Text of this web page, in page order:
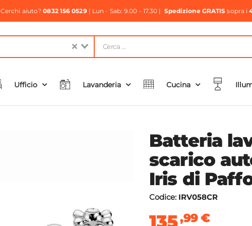
Cerchi aiuto?0832 156 0529| Lun - Sab: 9.00 - 17.30 | Spedizione GRATIS sopra i
Ufficio Lavanderia Cucina
Batteria
scarico
Iris di
Codice: IRV058CR
,99€